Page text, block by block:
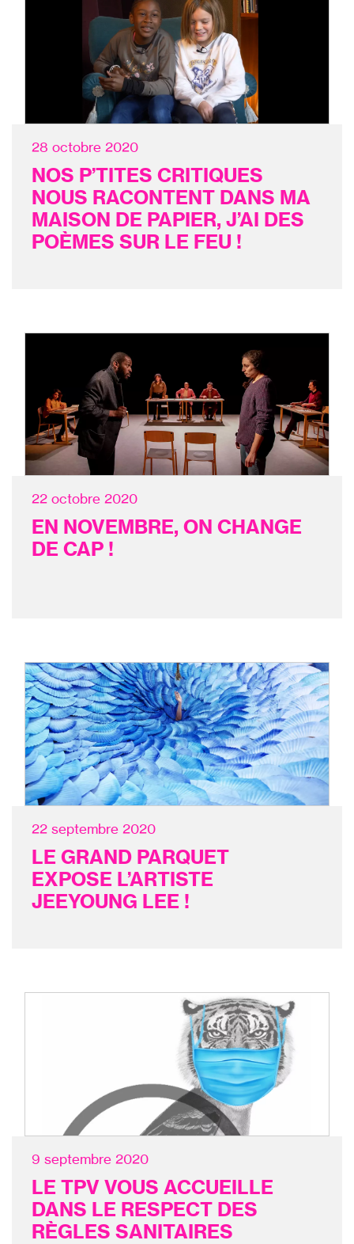
28 octobre 2020
NOS P’TITES CRITIQUES
NOUS RACONTENT DANS MA
MAISON DE PAPIER, J’AI DES
POÈMES SUR LE FEU !
22 octobre 2020
EN NOVEMBRE, ON CHANGE
DE CAP !
22 septembre 2020
LE GRAND PARQUET
EXPOSE L’ARTISTE
JEEYOUNG LEE !
9 septembre 2020
LE TPV VOUS ACCUEILLE
DANS LE RESPECT DES
RÈGLES SANITAIRES